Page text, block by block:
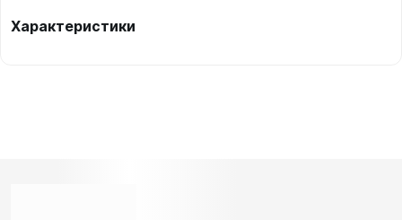
Характеристики